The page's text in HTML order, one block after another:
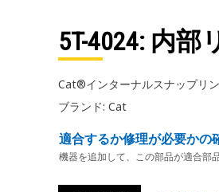
5T-4024: 内部
Cat®インターナルスナップリ
ブランド: Cat
適合するか修理が必要かの
機器を追加して、この部品が適合部